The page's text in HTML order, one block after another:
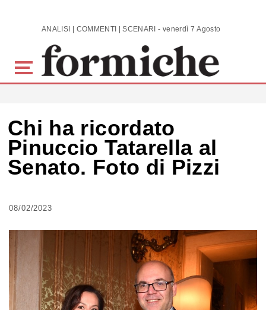
Skip to main content ANALISI | COMMENTI | SCENARI - venerdì 7 Agosto 2026
Chi ha ricordato
Pinuccio Tatarella al
Senato. Foto di Pizzi
08/02/2023